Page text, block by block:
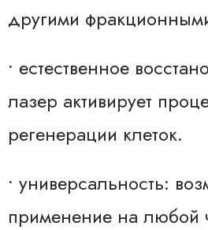
другими
• естественное
лазер активирует
регенерации клеток.
• универсальность:
применение на любой